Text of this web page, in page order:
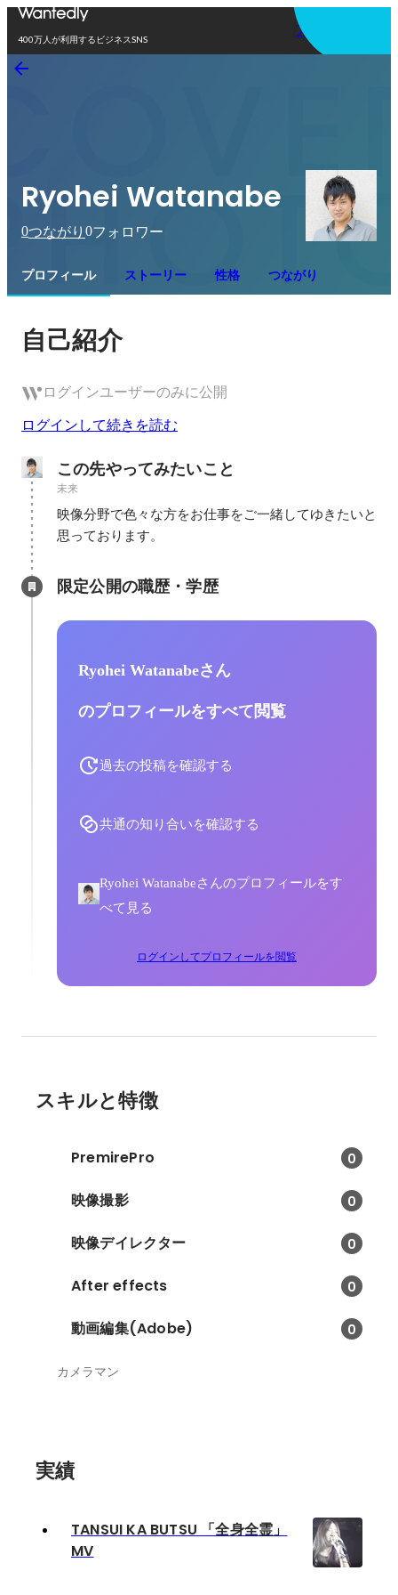
400万人が利用するビジネスSNS
アプリを使う
Ryohei Watanabe
0つながり 0フォロワー
プロフィール ストーリー 性格 つながり
自己紹介
ログインユーザーのみに公開
ログインして続きを読む
この先やってみたいこと
未来
映像分野で色々な方をお仕事をご一緒してゆきたいと
思っております。
限定公開の職歴・学歴
Ryohei Watanabeさん
のプロフィールをすべて閲覧
過去の投稿を確認する
共通の知り合いを確認する
Ryohei Watanabeさんのプロフィールをす
べて見る
ログインしてプロフィールを閲覧
スキルと特徴
PremirePro 0
映像撮影 0
映像デイレクター 0
After effects 0
動画編集(Adobe) 0
カメラマン
実績
TANSUI KA BUTSU 「全身全霊」
MV